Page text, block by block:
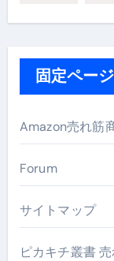
固定ページ
Amazon売れ筋
Forum
サイトマップ
ピカキチ叢書